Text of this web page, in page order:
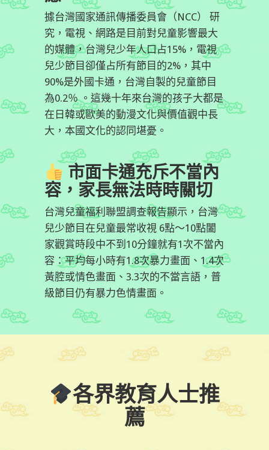
據台灣國家通訊傳播委員會（NCC） 研
究，電視、網路是目前對兒童影響最大
的媒體，台灣兒少年人口占15%，電視
兒少節目卻僅占所有節目的2%，其中
90%是外國卡通，台灣自製的兒童節目
為0.2％ 。這幾十年來台灣的孩子大都是
在日韓或歐美的動漫文化與價值觀中長
大，本國文化的認同堪憂。
市面卡通充斥不當內
容，家長無法時時關切
台灣兒童福利聯盟調查報告顯示，台灣
兒少節目在兒童最常收視 6點～10點闔
家觀賞時段中不到10分鐘就有1次不當內
容：平均每小時有1.8次暴力畫面、1.4次
黃腔或情色畫面、3.3次的不當言語，普
級節目仍有暴力色情畫面。
各界教育人士推
薦